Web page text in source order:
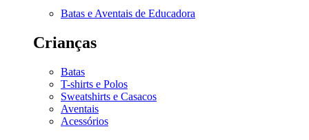
Batas e Aventais de Educadora
Crianças
Batas
T-shirts e Polos
Sweatshirts e Casacos
Aventais
Acessórios